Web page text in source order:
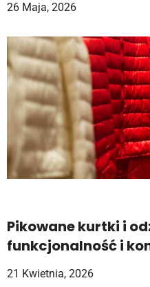
26 Maja, 2026
Pikowane kurtki i
funkcjonalność i
21 Kwietnia, 2026